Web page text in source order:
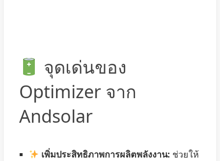
จุดเด่นของ
Optimizer จาก
Andsolar
เพิ่มประสิทธิภาพการผลิตพลังงาน: ช่วยให้